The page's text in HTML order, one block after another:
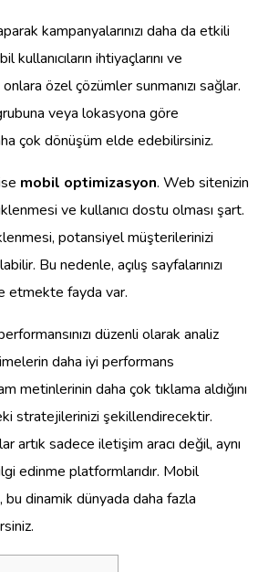
kampanyalarınızı daha da etkili
ihtiyaçlarını ve
onlara özel çözümler sunmanızı sağlar.
veya lokasyona göre
çok dönüşüm elde edebilirsiniz.
mobil optimizasyon. Web sitenizin
ve kullanıcı dostu olması şart.
potansiyel müşterilerinizi
Bu nedenle, açılış sayfalarınızı
etmekte fayda var.
düzenli olarak analiz
daha iyi performans
metinlerinin daha çok tıklama aldığını
stratejilerinizi şekillendirecektir.
artık sadece iletişim aracı değil, aynı
edinme platformlarıdır. Mobil
dinamik dünyada daha fazla